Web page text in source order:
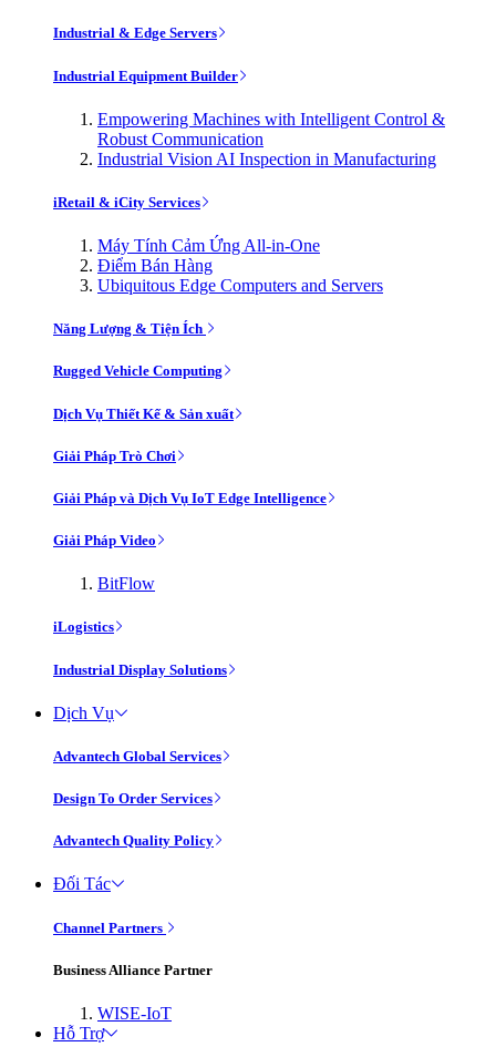
Industrial & Edge Servers
Industrial Equipment Builder
Empowering Machines with Intelligent Control &
Robust Communication
Industrial Vision AI Inspection in Manufacturing
iRetail & iCity Services
Máy Tính Cảm Ứng All-in-One
Điểm Bán Hàng
Ubiquitous Edge Computers and Servers
Năng Lượng & Tiện Ích
Rugged Vehicle Computing
Dịch Vụ Thiết Kế & Sản xuất
Giải Pháp Trò Chơi
Giải Pháp và Dịch Vụ IoT Edge Intelligence
Giải Pháp Video
BitFlow
iLogistics
Industrial Display Solutions
Dịch Vụ
Advantech Global Services
Design To Order Services
Advantech Quality Policy
Đối Tác
Channel Partners
Business Alliance Partner
WISE-IoT
Hỗ Trợ